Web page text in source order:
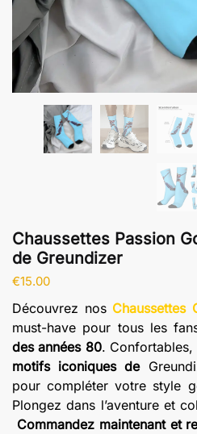
Chaussettes Passion
de Greundizer
€15.00
Découvrez nos Chaussettes
must-have pour tous les
des années 80. Confortables,
motifs iconiques de
pour compléter votre style
Plongez dans l’aventure et
Commandez maintenant et